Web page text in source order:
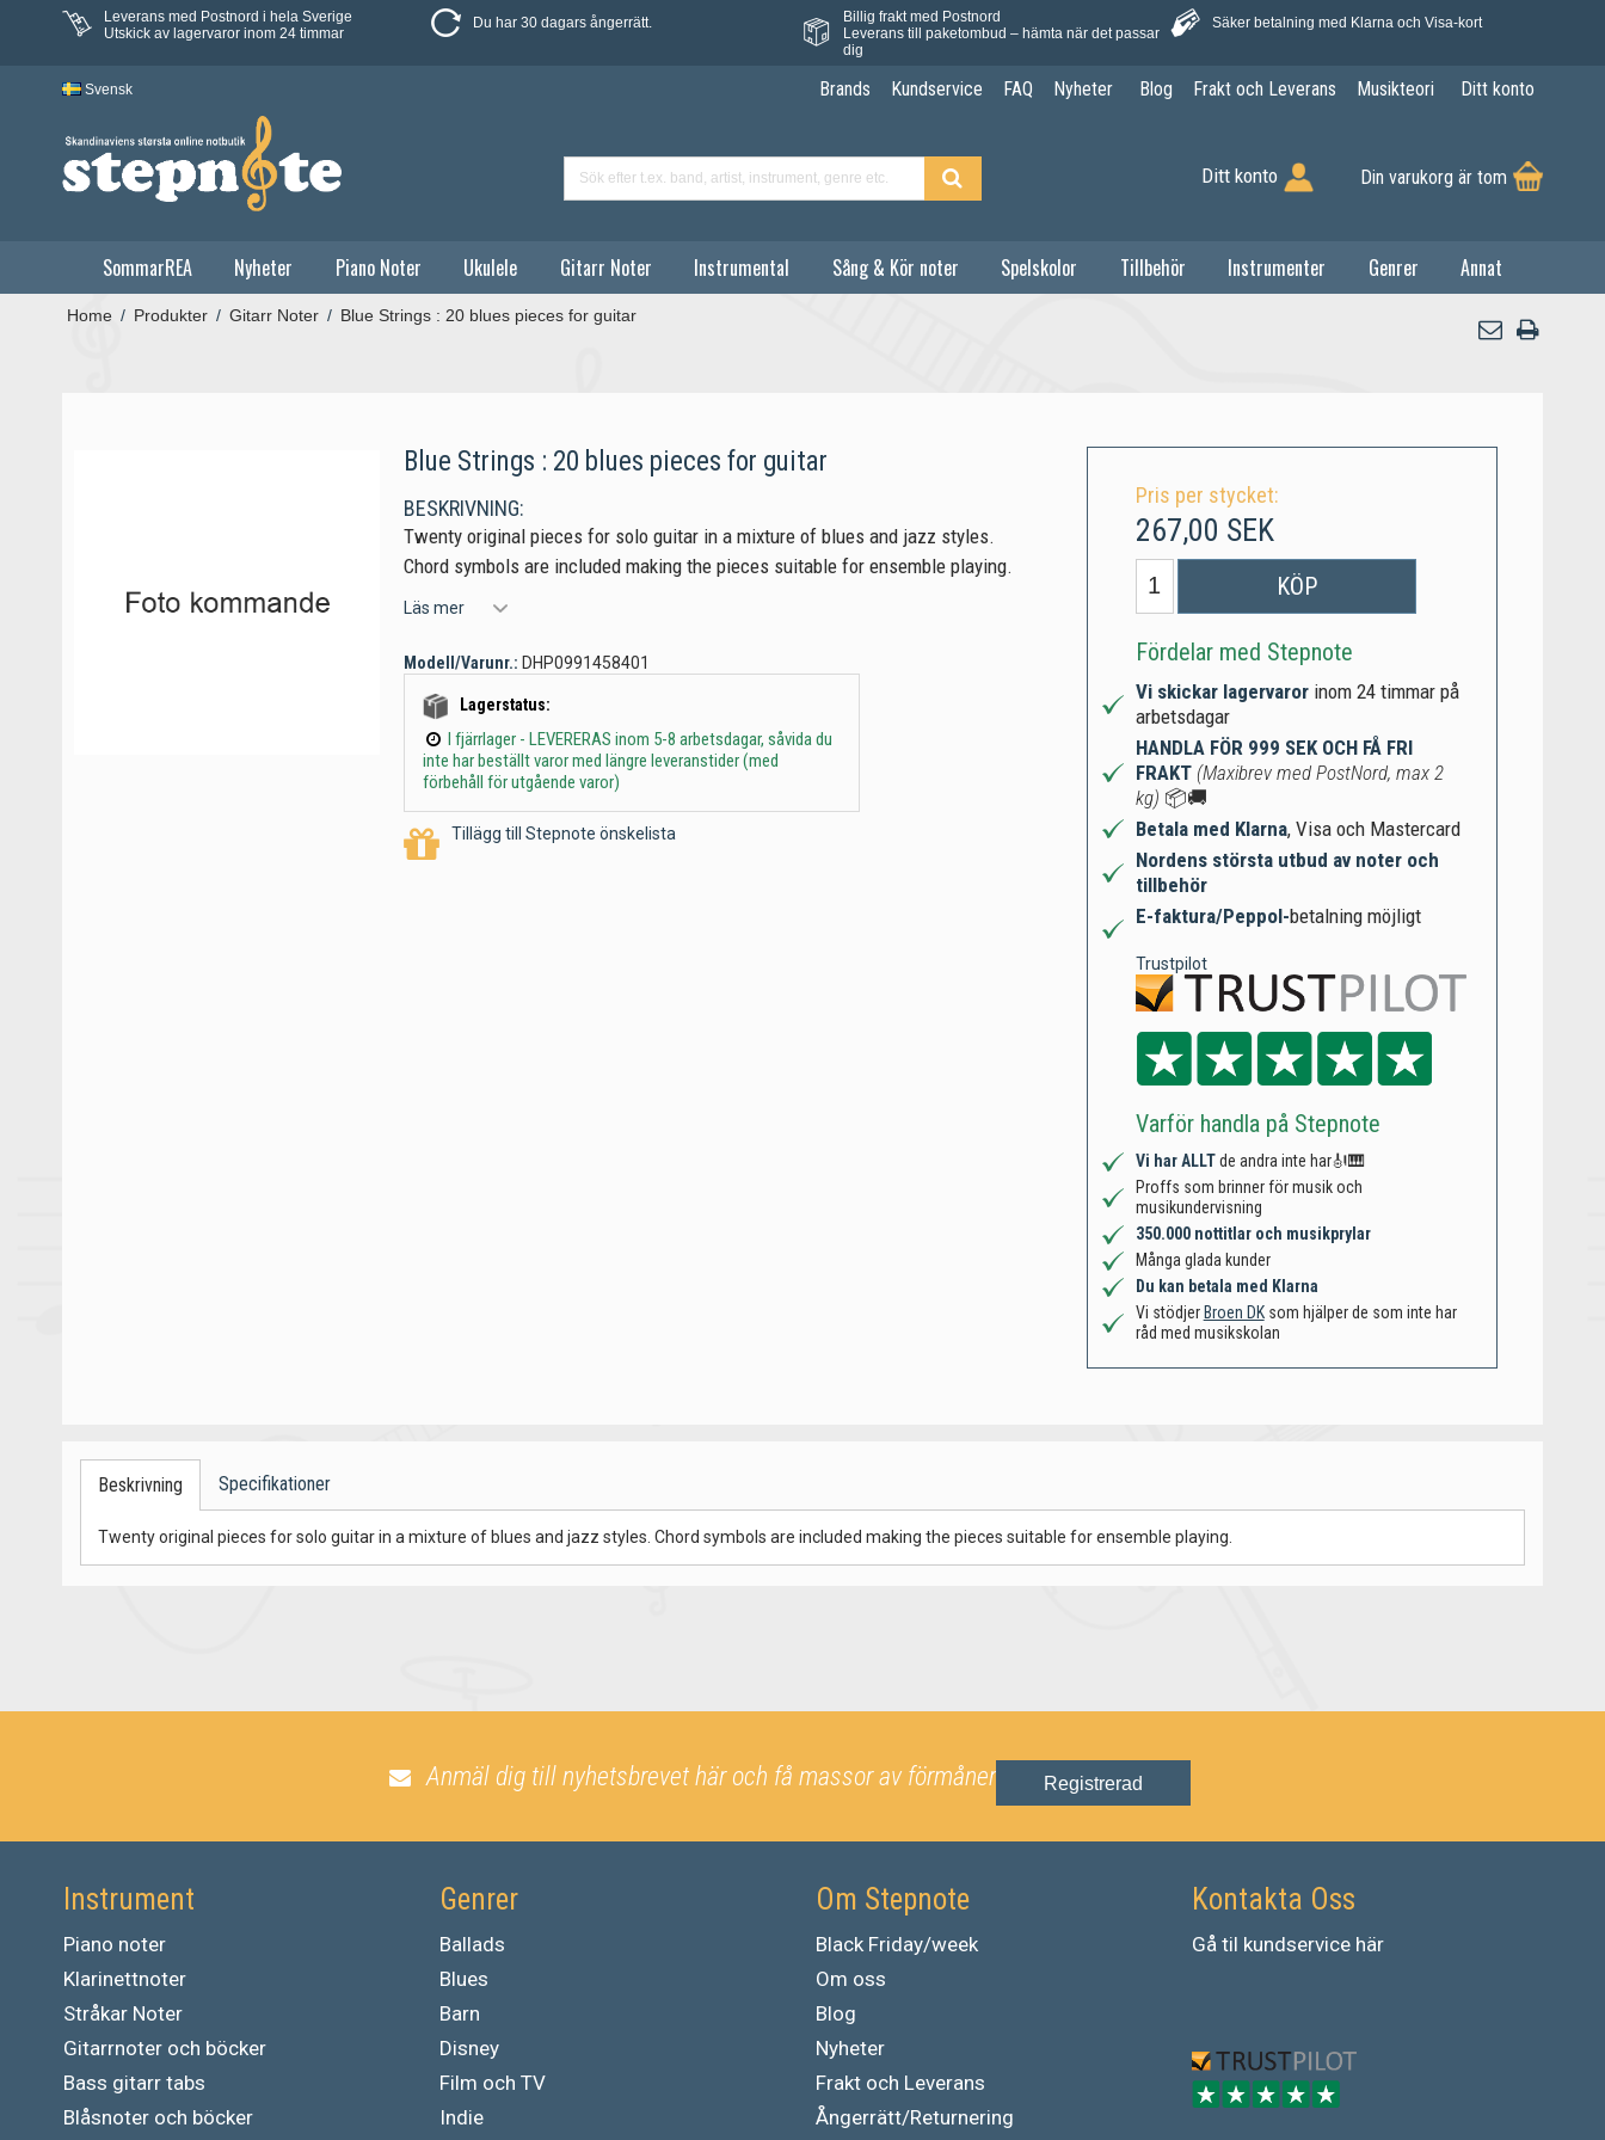
Leverans med Postnord i hela Sverige
Utskick av lagervaror inom 24 timmar
Du har 30 dagars ångerrätt.
Billig frakt med Postnord
Leverans till paketombud – hämta när det passar
dig
Säker betalning med Klarna och Visa-kort
Svensk Brands Kundservice FAQ Nyheter Blog Frakt och Leverans Musikteori Ditt konto
Ditt konto Din varukorg är tom
SommarREA Nyheter Piano Noter Ukulele Gitarr Noter Instrumental Sång & Kör noter Spelskolor Tillbehör Instrumenter Genrer Annat
Home / Produkter / Gitarr Noter / Blue Strings : 20 blues pieces for guitar
Blue Strings : 20 blues pieces for guitar
BESKRIVNING:
Twenty original pieces for solo guitar in a mixture of blues and jazz styles.
Chord symbols are included making the pieces suitable for ensemble playing.
Läs mer
Modell/Varunr.: DHP0991458401
Lagerstatus:
I fjärrlager - LEVERERAS inom 5-8 arbetsdagar, såvida du
inte har beställt varor med längre leveranstider (med
förbehåll för utgående varor)
Tillägg till Stepnote önskelista
Pris per stycket:
267,00 SEK
KÖP
Fördelar med Stepnote
Vi skickar lagervaror inom 24 timmar på
arbetsdagar
HANDLA FÖR 999 SEK OCH FÅ FRI
FRAKT (Maxibrev med PostNord, max 2
kg) 📦🚚
Betala med Klarna, Visa och Mastercard
Nordens största utbud av noter och
tillbehör
E-faktura/Peppol-betalning möjligt
Trustpilot
Varför handla på Stepnote
Vi har ALLTde andra inte har🎻🎹
Proffs som brinner för musik och
musikundervisning
350.000 nottitlar och musikprylar
Många glada kunder
Du kan betala med Klarna
Vi stödjer Broen DKsom hjälper de som inte har
råd med musikskolan
Beskrivning Specifikationer
Twenty original pieces for solo guitar in a mixture of blues and jazz styles. Chord symbols are included making the pieces suitable for ensemble playing.
Anmäl dig till nyhetsbrevet här och få massor av förmåner Registrerad
Instrument
Piano noter
Klarinettnoter
Stråkar Noter
Gitarrnoter och böcker
Bass gitarr tabs
Blåsnoter och böcker
Genrer
Ballads
Blues
Barn
Disney
Film och TV
Indie
Om Stepnote
Black Friday/week
Om oss
Blog
Nyheter
Frakt och Leverans
Ångerrätt/Returnering
Kontakta Oss
Gå til kundservice här